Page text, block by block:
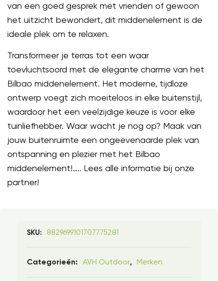
van een goed gesprek met vrienden of gewoon
het uitzicht bewondert, dit middenelement is de
ideale plek om te relaxen.
Transformeer je terras tot een waar
toevluchtsoord met de elegante charme van het
Bilbao middenelement. Het moderne, tijdloze
ontwerp voegt zich moeiteloos in elke buitenstijl,
waardoor het een veelzijdige keuze is voor elke
tuinliefhebber. Waar wacht je nog op? Maak van
jouw buitenruimte een ongeëvenaarde plek van
ontspanning en plezier met het Bilbao
middenelement!….. Lees alle informatie bij onze
partner!
SKU: 8829699101707775281
Categorieën: AVH Outdoor, Merken